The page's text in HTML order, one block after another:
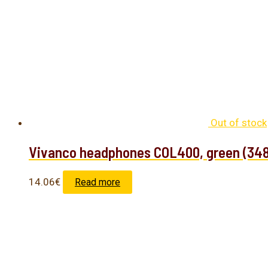
Out of stock
Vivanco headphones COL400, green
14.06€ Read more